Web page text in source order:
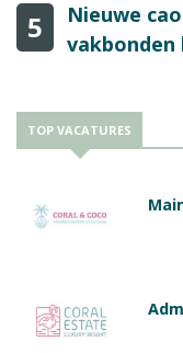
5
Nieuwe
TOP VACATURES